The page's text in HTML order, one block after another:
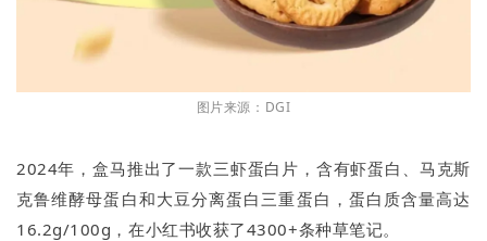
图片来源：DGI
2024年，盒马推出了一款三虾蛋白片，含有虾蛋白、马克斯
克鲁维酵母蛋白和大豆分离蛋白三重蛋白，蛋白质含量高达
16.2g/100g，在小红书收获了4300+条种草笔记。